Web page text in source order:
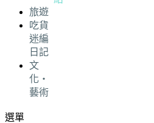
旅遊
吃貨
迷編
日記
文
化・
藝術
選單